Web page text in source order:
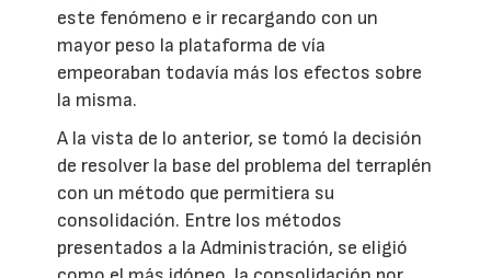
este fenómeno e ir recargando con un
mayor peso la plataforma de vía
empeoraban todavía más los efectos sobre
la misma.
A la vista de lo anterior, se tomó la decisión
de resolver la base del problema del terraplén
con un método que permitiera su
consolidación. Entre los métodos
presentados a la Administración, se eligió